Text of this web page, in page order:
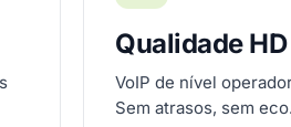
Qualidade
VoIP de nível
Sem atrasos, sem eco.